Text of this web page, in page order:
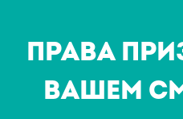
Права
Вашем